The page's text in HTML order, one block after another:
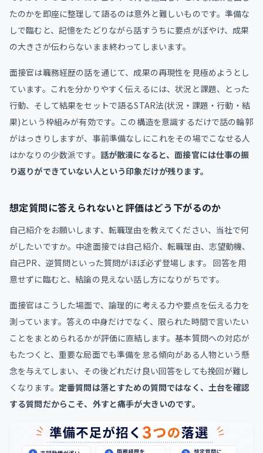
たのかを即座に整理して語るのは意外と難しいものです。準備な
しで臨むと、記憶をたどりながら話すうちに要点がぼやけ、成果
の大きさが伝わらないまま終わってしまいます。
面接官は職務経歴の話を通じて、成果の再現性を見極めようとし
ています。これを分かりやすく伝えるには、状況と課題、とった
行動、そして結果をセットで語るSTAR法(状況・課題・行動・結
果)という枠組みが有効です。この構造を意識するだけで話の輪郭
がはっきりしますが、事前準備なしにこれをその場でこなせる人
はかなりの少数派です。 話が散漫になると、面接官には仕事の振
り返りができていない人という印象だけが残ります。
想定質問に答えられないと評価はどう下がるのか
自己紹介をお願いします、転職理由を教えてください、当社で何
がしたいですか。中途面接では自己紹介、転職理由、志望動機、
自己PR、逆質問といった質問がほぼ必ず登場します。 回答を用
意せずに臨むと、結論の見えない話し方になりがちです。
面接官はこうした場面で、論理的に考える力や要点を伝える力を
測っています。答えの中身だけでなく、限られた時間で言いたい
ことをまとめられるかが評価に直結します。基本質問への対応が
もたつくと、重要な局面でも準備を怠る傾向がある人物という懸
念を与えてしまい、その後どれだけ良い回答をしても挽回が難し
くなります。 定番質問は落とすための質問ではなく、土台を確認
する質問だからこそ、外すと痛手が大きいのです。